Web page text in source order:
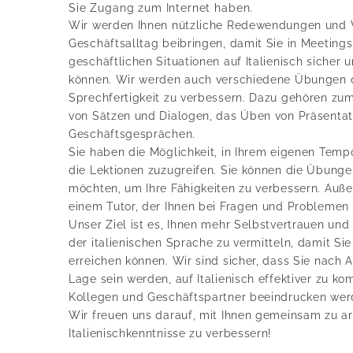
Sie Zugang zum Internet haben.
Wir werden Ihnen nützliche Redewendungen und
Geschäftsalltag beibringen, damit Sie in
geschäftlichen Situationen auf Italienisch sicher
können. Wir werden auch verschiedene Übungen
Sprechfertigkeit zu verbessern. Dazu gehören
von Sätzen und Dialogen, das Üben von
Geschäftsgesprächen.
Sie haben die Möglichkeit, in Ihrem eigenen
die Lektionen zuzugreifen. Sie können die
möchten, um Ihre Fähigkeiten zu verbessern.
einem Tutor, der Ihnen bei Fragen und
Unser Ziel ist es, Ihnen mehr Selbstvertrauen
der italienischen Sprache zu vermitteln, damit
erreichen können. Wir sind sicher, dass Sie nach
Lage sein werden, auf Italienisch effektiver zu
Kollegen und Geschäftspartner beeindrucken
Wir freuen uns darauf, mit Ihnen gemeinsam zu
Italienischkenntnisse zu verbessern!